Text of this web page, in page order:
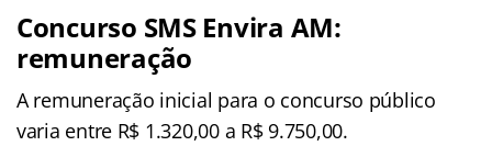
Concurso SMS Envira AM:
remuneração
A remuneração inicial para o concurso público
varia entre R$ 1.320,00 a R$ 9.750,00.